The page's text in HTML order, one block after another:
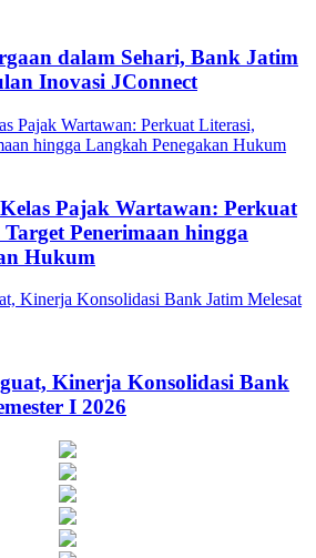
dalam Sehari, Bank Jatim
Inovasi JConnect
Pajak Wartawan: Perkuat
Penerimaan hingga
Hukum
Kinerja Konsolidasi Bank
I 2026